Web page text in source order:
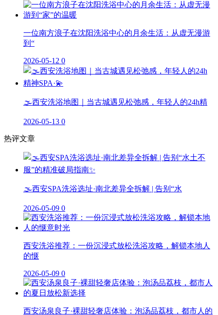
一位南方浪子在沈阳洗浴中心的月余生活：从虚无漫游
到“
2026-05-12 0
🌫️西安洗浴地图｜当古城遇见松弛感，年轻人的24h精
2026-05-13 0
热评文章
🌫️西安SPA洗浴选址·南北差异全拆解 | 告别“水
2026-05-09 0
西安洗浴推荐：一份沉浸式放松洗浴攻略，解锁本地人
的惬
2026-05-09 0
西安汤泉良子·裸甜轻奢店体验：泡汤品荔枝，都市人的